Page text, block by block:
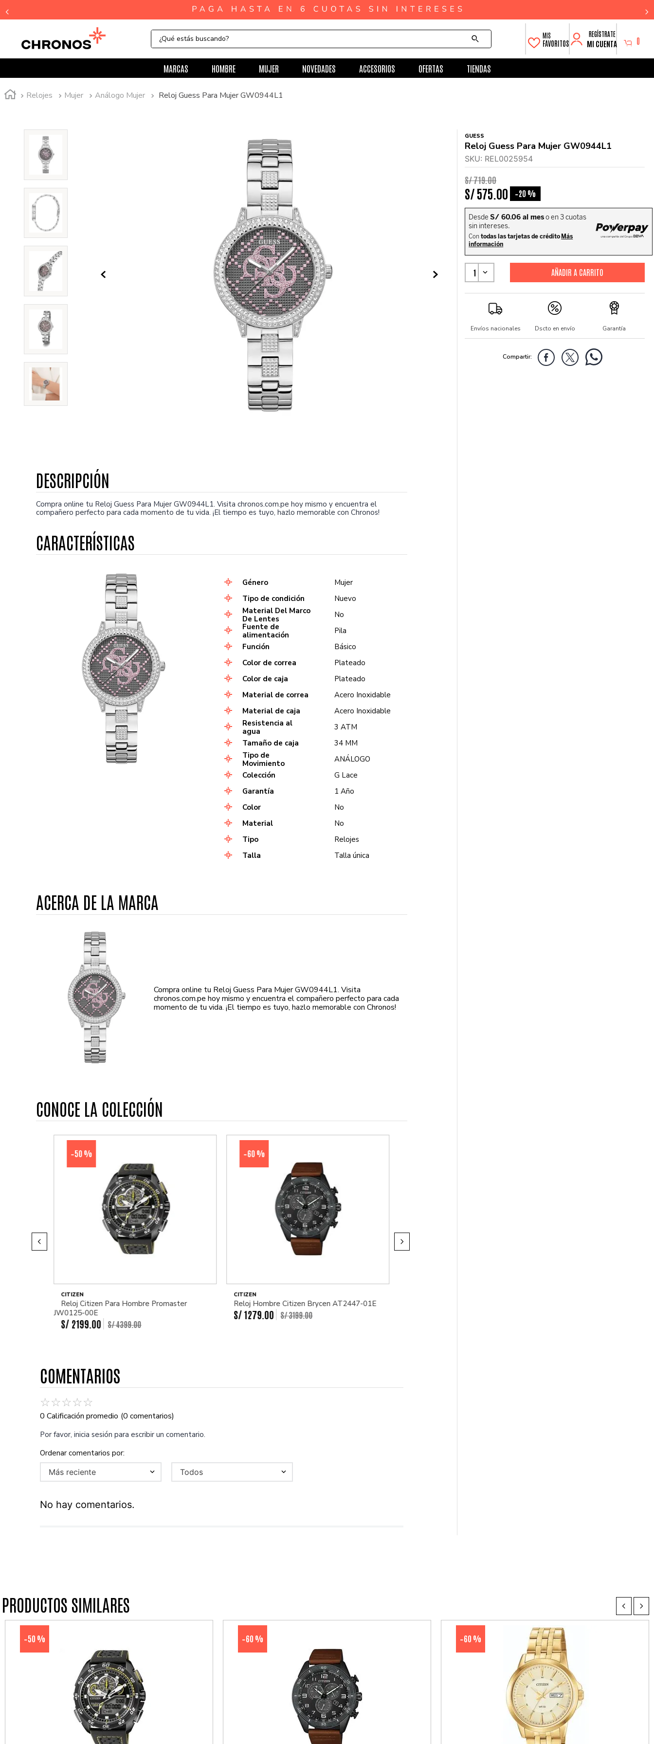
¿Qué estás buscando?
FAVORITOS MI CUENTA 0
MARCAS HOMBRE MUJER NOVEDADES ACCESORIOS OFERTAS TIENDAS
Relojes Mujer Análogo Mujer Reloj Guess Para Mujer GW0944L1
Compra online tu Reloj Guess Para Mujer GW0944L1. Visita chronos.com.pe hoy mismo y encuentra el
compañero perfecto para cada momento de tu vida. ¡El tiempo es tuyo, hazlo memorable con Chronos!
Género
Mujer
Tipo de condición
Nuevo
Material Del Marco
De Lentes
No
Fuente de
alimentación
Pila
Función
Básico
Color de correa
Plateado
Color de caja
Plateado
Material de correa
Acero Inoxidable
Material de caja
Acero Inoxidable
Resistencia al
agua
3 ATM
Tamaño de caja
34 MM
Tipo de
Movimiento
ANÁLOGO
Colección
G Lace
Garantía
1 Año
Color
No
Material
No
Tipo
Relojes
Talla
Talla única
ACERCA DE LA MARCA
Compra online tu Reloj Guess Para Mujer GW0944L1. Visita
chronos.com.pe hoy mismo y encuentra el compañero perfecto para cada
momento de tu vida. ¡El tiempo es tuyo, hazlo memorable con Chronos!
CONOCE LA COLECCIÓN
-50 %
CITIZEN
Reloj Citizen Para Hombre Promaster
JW0125-00E
S/ 2199 00 S/4399.00
-60 %
CITIZEN
Reloj Hombre Citizen Brycen AT2447-01E
S/1279 00 S/3199.00
COMENTARIOS
☆☆☆☆☆
0 Calificación promedio (0 comentarios)
Por favor, inicia sesión para escribir un comentario.
Más reciente Todos
No hay comentarios.
GUESS
Reloj Guess Para Mujer GW0944L1
SKU: REL0025954
S/719.00
S/575 00 -20 %
1
Envíos nacionales Dscto en envío Garantía
PRODUCTOS SIMILARES
-50 % -60 % -60 %